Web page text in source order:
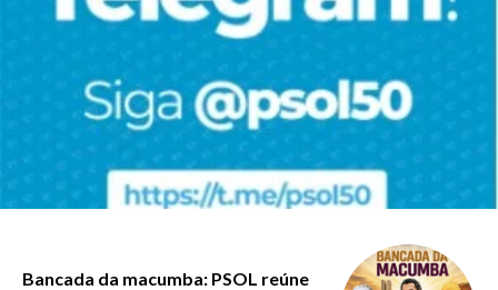
Bancada da macumba: PSOL reúne